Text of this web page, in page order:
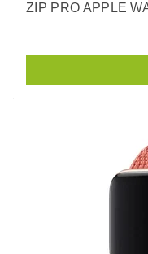
ZIP PRO APPLE